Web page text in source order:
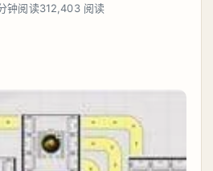
钟阅读312,403 阅读